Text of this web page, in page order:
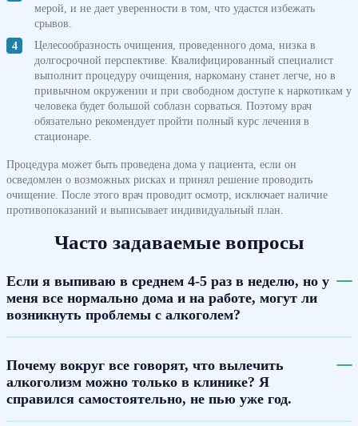
мерой, и не дает уверенности в том, что удастся избежать
срывов.
Целесообразность очищения, проведенного дома, низка в
долгосрочной перспективе. Квалифицированный специалист
выполнит процедуру очищения, наркоману станет легче, но в
привычном окружении и при свободном доступе к наркотикам у
человека будет большой соблазн сорваться. Поэтому врач
обязательно рекомендует пройти полный курс лечения в
стационаре.
Процедура может быть проведена дома у пациента, если он
осведомлен о возможных рисках и принял решение проводить
очищение. После этого врач проводит осмотр, исключает наличие
противопоказаний и выписывает индивидуальный план.
Часто задаваемые вопросы
Если я выпиваю в среднем 4-5 раз в неделю, но у
меня все нормально дома и на работе, могут ли
возникнуть проблемы с алкоголем?
Почему вокруг все говорят, что вылечить
алкоголизм можно только в клинике? Я
справился самостоятельно, не пью уже год.